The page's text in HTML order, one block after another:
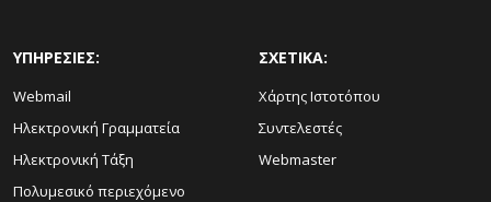
ΥΠΗΡΕΣΙΕΣ:
Webmail
Ηλεκτρονική Γραμματεία
Ηλεκτρονική Τάξη
Πολυμεσικό περιεχόμενο
ΣΧΕΤΙΚΑ:
Χάρτης Ιστοτόπου
Συντελεστές
Webmaster